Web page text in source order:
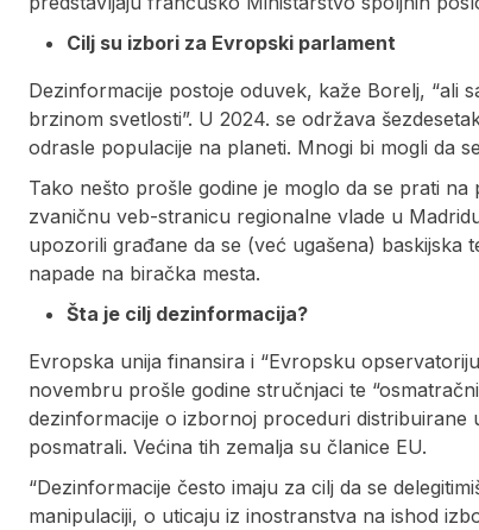
Cilj su izbori za Evropski parlament
Dezinformacije postoje oduvek, kaže Borelj, “ali
brzinom svetlosti”. U 2024. se održava
odrasle populacije na planeti. Mnogi bi mogli da
Tako nešto prošle godine je moglo da se prati
zvaničnu veb-stranicu regionalne vlade u
upozorili građane da se (već ugašena) baskijska
napade na biračka mesta.
Šta je cilj dezinformacija?
Evropska unija finansira i “Evropsku
novembru prošle godine stručnjaci te
dezinformacije o izbornoj proceduri distribuirane
posmatrali. Većina tih zemalja su članice EU.
“Dezinformacije često imaju za cilj da se
manipulaciji, o uticaju iz inostranstva na ishod